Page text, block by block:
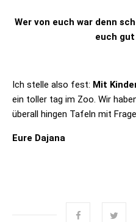
Wer von euch war denn
euch
Ich stelle also fest: Mit
ein toller tag im Zoo. Wir
überall hingen Tafeln mit
Eure Dajana